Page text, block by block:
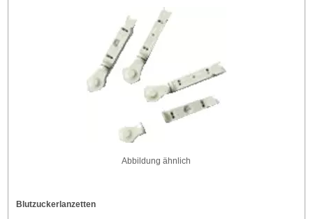
Abbildung ähnlich
Blutzuckerlanzetten